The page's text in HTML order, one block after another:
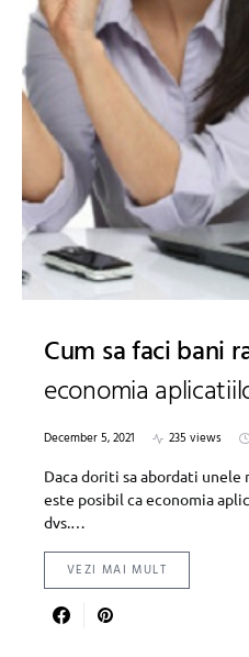
Cum sa faci bani
economia
December 5, 2021 235 views
Daca doriti sa abordati
este posibil ca economia
dvs.…
VEZI MAI MULT